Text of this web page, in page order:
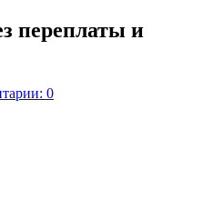
переплаты и
0